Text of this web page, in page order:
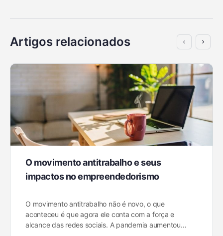
Artigos relacionados
O movimento antitrabalho e seus
impactos no empreendedorismo
O movimento antitrabalho não é novo, o que
aconteceu é que agora ele conta com a força e
alcance das redes sociais. A pandemia aumentou…